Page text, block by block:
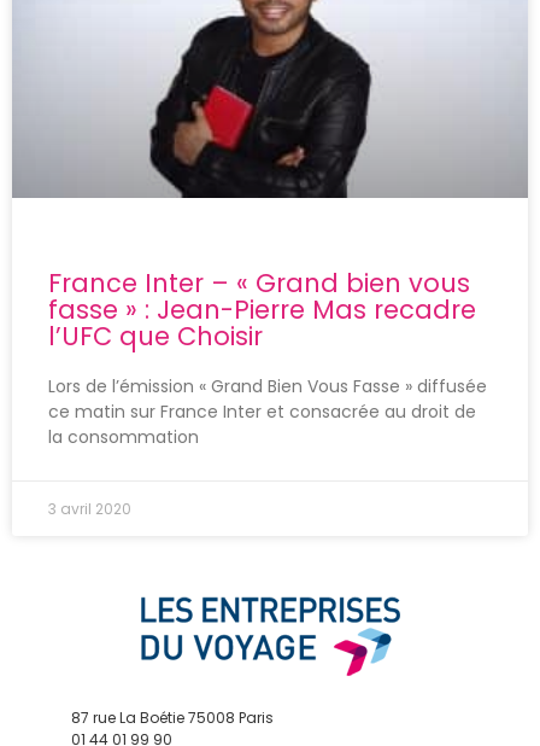
France Inter – « Grand bien vous
fasse » : Jean-Pierre Mas recadre
l’UFC que Choisir
Lors de l’émission « Grand Bien Vous Fasse » diffusée
ce matin sur France Inter et consacrée au droit de
la consommation
3 avril 2020
87 rue La Boétie 75008 Paris
01 44 01 99 90